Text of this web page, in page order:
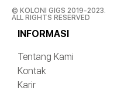
© KOLONI GIGS 2019-2023.
ALL RIGHTS RESERVED
INFORMASI
Tentang Kami
Kontak
Karir